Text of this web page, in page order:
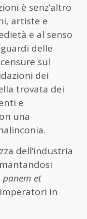
è senz’altro
artiste e
e al senso
delle
sul
dei
trovata dei
e
una
dell’industria
panem et
in